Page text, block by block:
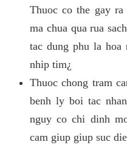
Thuoc co the gay
ma chua qua rua
tac dung phu la
nhip tim¿
Thuoc chong tram
benh ly boi tac
nguy co chi dinh
cam giup giup suc